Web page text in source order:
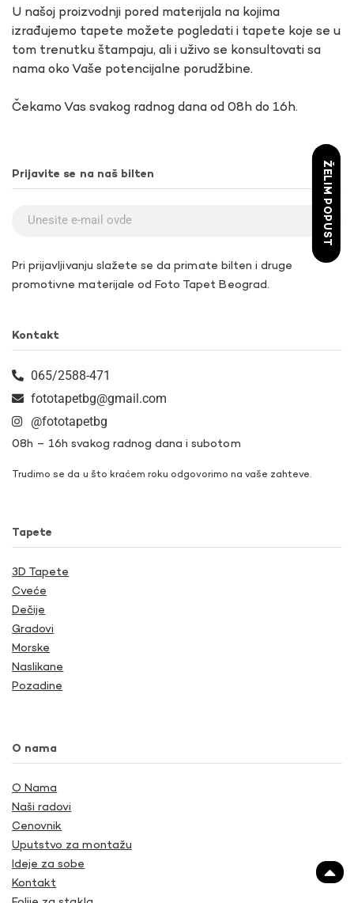
U našoj proizvodnji pored materijala na kojima
izrađujemo tapete možete pogledati i tapete koje se u
tom trenutku štampaju, ali i uživo se konsultovati sa
nama oko Vaše potencijalne porudžbine.
Čekamo Vas svakog radnog dana od 08h do 16h.
Prijavite se na naš bilten
Pri prijavljivanju slažete se da primate bilten i druge
promotivne materijale od Foto Tapet Beograd.
Kontakt
065/2588-471
fototapetbg@gmail.com
@fototapetbg
08h – 16h svakog radnog dana i subotom
Trudimo se da u što kraćem roku odgovorimo na vaše zahteve.
Tapete
3D Tapete
Cveće
Dečije
Gradovi
Morske
Naslikane
Pozadine
O nama
O Nama
Naši radovi
Cenovnik
Uputstvo za montažu
Ideje za sobe
Kontakt
ŽELIM POPUST